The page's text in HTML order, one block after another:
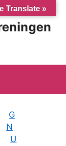
G
N
U
Translate »